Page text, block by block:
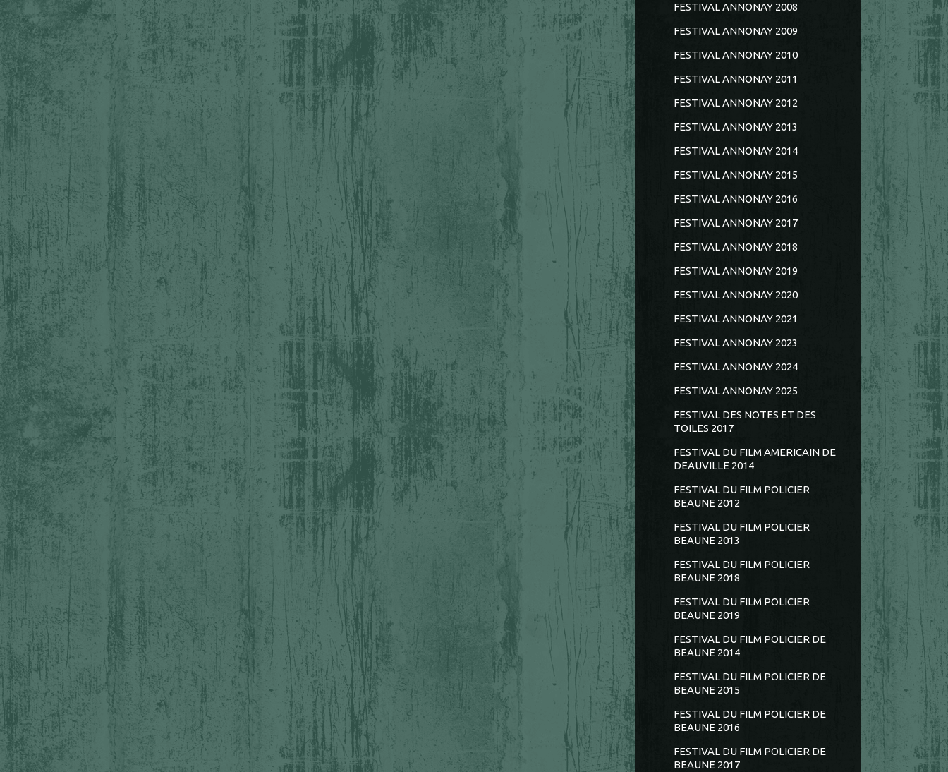
FESTIVAL ANNONAY 2008
FESTIVAL ANNONAY 2009
FESTIVAL ANNONAY 2010
FESTIVAL ANNONAY 2011
FESTIVAL ANNONAY 2012
FESTIVAL ANNONAY 2013
FESTIVAL ANNONAY 2014
FESTIVAL ANNONAY 2015
FESTIVAL ANNONAY 2016
FESTIVAL ANNONAY 2017
FESTIVAL ANNONAY 2018
FESTIVAL ANNONAY 2019
FESTIVAL ANNONAY 2020
FESTIVAL ANNONAY 2021
FESTIVAL ANNONAY 2023
FESTIVAL ANNONAY 2024
FESTIVAL ANNONAY 2025
FESTIVAL DES NOTES ET DES
TOILES 2017
FESTIVAL DU FILM AMERICAIN DE
DEAUVILLE 2014
FESTIVAL DU FILM POLICIER
BEAUNE 2012
FESTIVAL DU FILM POLICIER
BEAUNE 2013
FESTIVAL DU FILM POLICIER
BEAUNE 2018
FESTIVAL DU FILM POLICIER
BEAUNE 2019
FESTIVAL DU FILM POLICIER DE
BEAUNE 2014
FESTIVAL DU FILM POLICIER DE
BEAUNE 2015
FESTIVAL DU FILM POLICIER DE
BEAUNE 2016
FESTIVAL DU FILM POLICIER DE
BEAUNE 2017